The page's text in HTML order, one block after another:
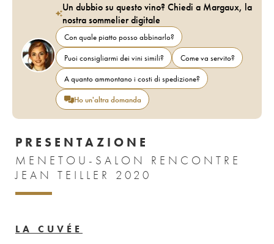
Un dubbio su questo vino? Chiedi a Margaux, la
nostra sommelier digitale
Con quale piatto posso abbinarlo?
Puoi consigliarmi dei vini simili?
Come va servito?
A quanto ammontano i costi di spedizione?
Ho un'altra domanda
PRESENTAZIONE
MENETOU-SALON RENCONTRE
JEAN TEILLER 2020
LA CUVÉE